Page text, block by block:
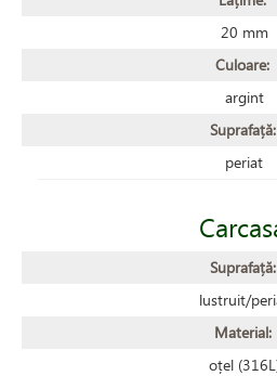
20 mm
Culoare:
argint
Suprafață:
periat
Suprafață:
lustruit/
Material:
oțel